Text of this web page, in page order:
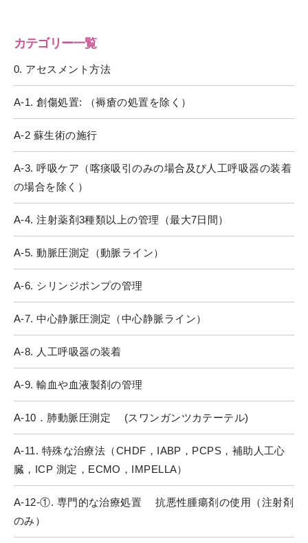
カテゴリー一覧
0. アセスメント方法
A-1. 創傷処置: （褥瘡の処置を除く）
A-2 蘇生術の施行
A-3. 呼吸ケア（喀痰吸引のみの場合及び人工呼吸器の装着
の場合を除く）
A-4. 注射薬剤3種類以上の管理（最大7日間）
A-5. 動脈圧測定（動脈ライン）
A-6. シリンジポンプの管理
A-7. 中心静脈圧測定（中心静脈ライン）
A-8. 人工呼吸器の装着
A-9. 輸血や血液製剤の管理
A-10．肺動脈圧測定 (スワンガンツカテーテル)
A-11. 特殊な治療法（CHDF，IABP，PCPS，補助人工心
臓，ICP 測定，ECMO，IMPELLA）
A-12-①. 専門的な治療処置 抗悪性腫瘍剤の使用（注射剤
のみ）